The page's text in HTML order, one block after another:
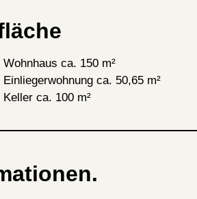
ca. 150 m²
ca. 50,65 m²
ca. 100 m²